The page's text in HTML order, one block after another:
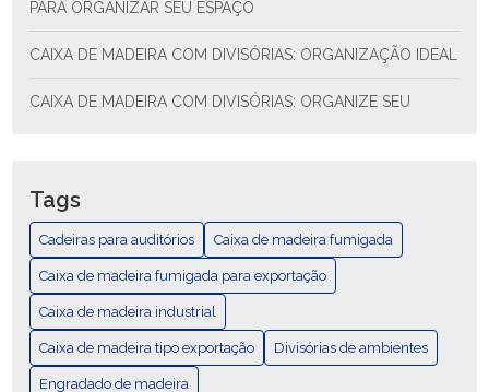
PARA ORGANIZAR SEU ESPAÇO
CAIXA DE MADEIRA COM DIVISÓRIAS: ORGANIZAÇÃO IDEAL
CAIXA DE MADEIRA COM DIVISÓRIAS: ORGANIZE SEU
PARA ORGANIZAR SEU ESPAÇO
CAIXA DE MADEIRA EXPORTAÇÃO: COMO ESCOLHER E AS
MELHORES PRÁTICAS
CAIXA DE MADEIRA EXPORTAÇÃO: GUÍA COMPLETA
CAIXA DE MADEIRA FUMIGADA PARA EXPORTAÇÃO
Tags
Cadeiras para auditórios Caixa de madeira fumigada
Caixa de madeira fumigada para exportação
Caixa de madeira industrial
Caixa de madeira tipo exportação Divisórias de ambientes
Engradado de madeira